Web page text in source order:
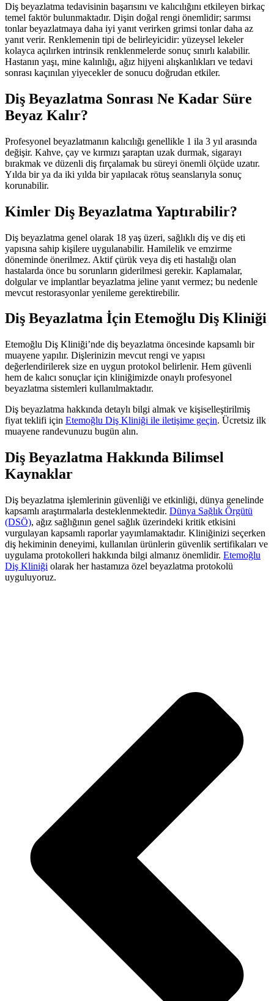
Diş beyazlatma tedavisinin başarısını ve kalıcılığını etkileyen birkaç
temel faktör bulunmaktadır. Dişin doğal rengi önemlidir; sarımsı
tonlar beyazlatmaya daha iyi yanıt verirken grimsi tonlar daha az
yanıt verir. Renklemenin tipi de belirleyicidir: yüzeysel lekeler
kolayca açılırken intrinsik renklenmelerde sonuç sınırlı kalabilir.
Hastanın yaşı, mine kalınlığı, ağız hijyeni alışkanlıkları ve tedavi
sonrası kaçınılan yiyecekler de sonucu doğrudan etkiler.
Diş Beyazlatma Sonrası Ne Kadar Süre
Beyaz Kalır?
Profesyonel beyazlatmanın kalıcılığı genellikle 1 ila 3 yıl arasında
değişir. Kahve, çay ve kırmızı şaraptan uzak durmak, sigarayı
bırakmak ve düzenli diş fırçalamak bu süreyi önemli ölçüde uzatır.
Yılda bir ya da iki yılda bir yapılacak rötuş seanslarıyla sonuç
korunabilir.
Kimler Diş Beyazlatma Yaptırabilir?
Diş beyazlatma genel olarak 18 yaş üzeri, sağlıklı diş ve diş eti
yapısına sahip kişilere uygulanabilir. Hamilelik ve emzirme
döneminde önerilmez. Aktif çürük veya diş eti hastalığı olan
hastalarda önce bu sorunların giderilmesi gerekir. Kaplamalar,
dolgular ve implantlar beyazlatma jeline yanıt vermez; bu nedenle
mevcut restorasyonlar yenileme gerektirebilir.
Diş Beyazlatma İçin Etemoğlu Diş Kliniği
Etemoğlu Diş Kliniği’nde diş beyazlatma öncesinde kapsamlı bir
muayene yapılır. Dişlerinizin mevcut rengi ve yapısı
değerlendirilerek size en uygun protokol belirlenir. Hem güvenli
hem de kalıcı sonuçlar için kliniğimizde onaylı profesyonel
beyazlatma sistemleri kullanılmaktadır.
Diş beyazlatma hakkında detaylı bilgi almak ve kişiselleştirilmiş
fiyat teklifi için Etemoğlu Diş Kliniği ile iletişime geçin. Ücretsiz ilk
muayene randevunuzu bugün alın.
Diş Beyazlatma Hakkında Bilimsel
Kaynaklar
Diş beyazlatma işlemlerinin güvenliği ve etkinliği, dünya genelinde
kapsamlı araştırmalarla desteklenmektedir. Dünya Sağlık Örgütü
(DSÖ), ağız sağlığının genel sağlık üzerindeki kritik etkisini
vurgulayan kapsamlı raporlar yayımlamaktadır. Kliniğinizi seçerken
diş hekiminin deneyimi, kullanılan ürünlerin güvenlik sertifikaları ve
uygulama protokolleri hakkında bilgi almanız önemlidir. Etemoğlu
Diş Kliniği olarak her hastamıza özel beyazlatma protokolü
uyguluyoruz.